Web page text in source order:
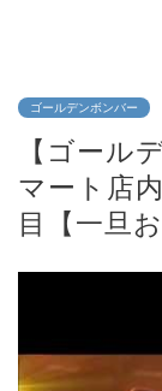
ゴールデンボンバー
【ゴール
マート店
目【一旦